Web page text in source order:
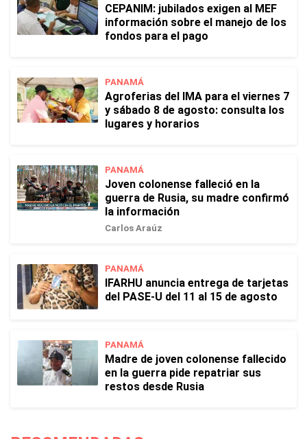
CEPANIM: jubilados exigen al MEF
información sobre el manejo de los
fondos para el pago
PANAMÁ
Agroferias del IMA para el viernes 7
y sábado 8 de agosto: consulta los
lugares y horarios
PANAMÁ
Joven colonense falleció en la
guerra de Rusia, su madre confirmó
la información
Carlos Araúz
PANAMÁ
IFARHU anuncia entrega de tarjetas
del PASE-U del 11 al 15 de agosto
PANAMÁ
Madre de joven colonense fallecido
en la guerra pide repatriar sus
restos desde Rusia